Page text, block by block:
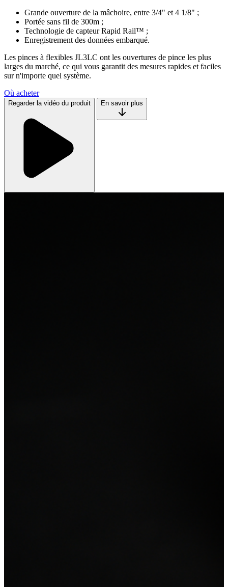
Grande ouverture de la mâchoire, entre 3/4" et 4 1/8" ;
Portée sans fil de 300m ;
Technologie de capteur Rapid Rail™ ;
Enregistrement des données embarqué.
Les pinces à flexibles JL3LC ont les ouvertures de pince les plus
larges du marché, ce qui vous garantit des mesures rapides et faciles
sur n'importe quel système.
Où acheter
Regarder la vidéo du produit En savoir plus